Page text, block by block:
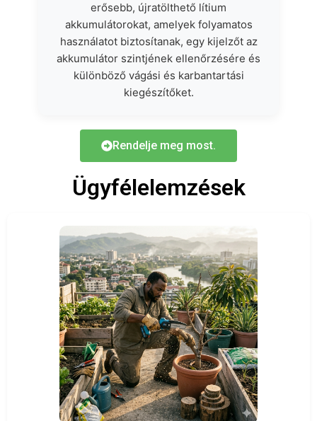
erősebb, újratölthető lítium
akkumulátorokat, amelyek folyamatos
használatot biztosítanak, egy kijelzőt az
akkumulátor szintjének ellenőrzésére és
különböző vágási és karbantartási
kiegészítőket.
Rendelje meg most.
Ügyfélelemzések